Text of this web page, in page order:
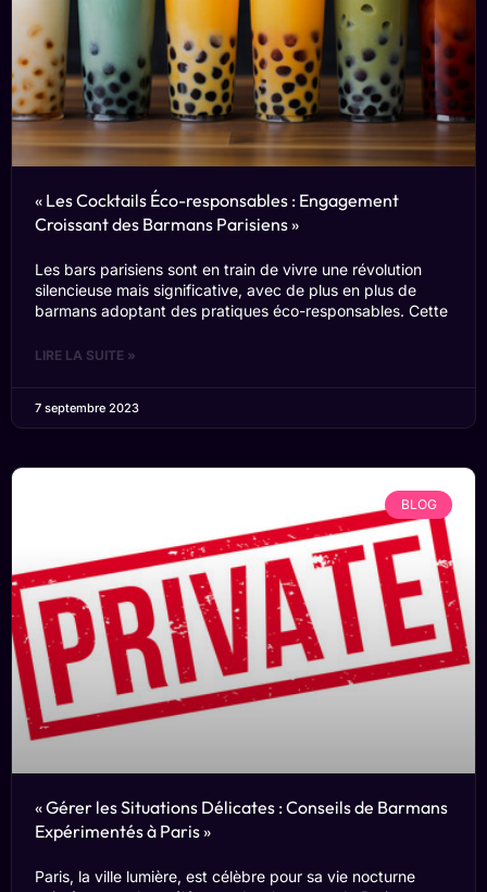
« Les Cocktails Éco-responsables : Engagement
Croissant des Barmans Parisiens »
Les bars parisiens sont en train de vivre une révolution
silencieuse mais significative, avec de plus en plus de
barmans adoptant des pratiques éco-responsables. Cette
LIRE LA SUITE »
7 septembre 2023
BLOG
« Gérer les Situations Délicates : Conseils de Barmans
Expérimentés à Paris »
Paris, la ville lumière, est célèbre pour sa vie nocturne